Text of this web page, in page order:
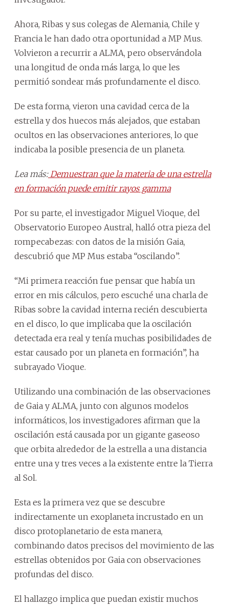
Ahora, Ribas y sus colegas de Alemania, Chile y
Francia le han dado otra oportunidad a MP Mus.
Volvieron a recurrir a ALMA, pero observándola
una longitud de onda más larga, lo que les
permitió sondear más profundamente el disco.
De esta forma, vieron una cavidad cerca de la
estrella y dos huecos más alejados, que estaban
ocultos en las observaciones anteriores, lo que
indicaba la posible presencia de un planeta.
Lea más:Demuestran que la materia de una estrella
en formación puede emitir rayos gamma
Por su parte, el investigador Miguel Vioque, del
Observatorio Europeo Austral, halló otra pieza del
rompecabezas: con datos de la misión Gaia,
descubrió que MP Mus estaba “oscilando”.
“Mi primera reacción fue pensar que había un
error en mis cálculos, pero escuché una charla de
Ribas sobre la cavidad interna recién descubierta
en el disco, lo que implicaba que la oscilación
detectada era real y tenía muchas posibilidades de
estar causado por un planeta en formación”, ha
subrayado Vioque.
Utilizando una combinación de las observaciones
de Gaia y ALMA, junto con algunos modelos
informáticos, los investigadores afirman que la
oscilación está causada por un gigante gaseoso
que orbita alrededor de la estrella a una distancia
entre una y tres veces a la existente entre la Tierra
al Sol.
Esta es la primera vez que se descubre
indirectamente un exoplaneta incrustado en un
disco protoplanetario de esta manera,
combinando datos precisos del movimiento de las
estrellas obtenidos por Gaia con observaciones
profundas del disco.
El hallazgo implica que puedan existir muchos